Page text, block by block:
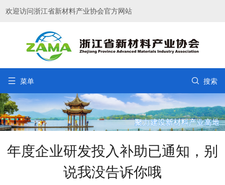
欢迎访问浙江省新材料产业协会官方网站
 菜单  搜索
年度企业研发投入补助已通知，别
说我没告诉你哦